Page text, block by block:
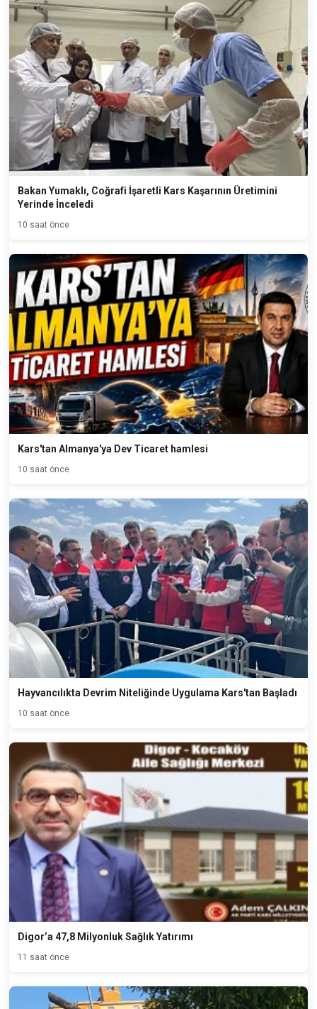
Bakan Yumaklı, Coğrafi İşaretli Kars Kaşarının Üretimini
Yerinde İnceledi
10 saat önce
Kars'tan Almanya'ya Dev Ticaret hamlesi
10 saat önce
Hayvancılıkta Devrim Niteliğinde Uygulama Kars'tan Başladı
10 saat önce
Digor’a 47,8 Milyonluk Sağlık Yatırımı
11 saat önce